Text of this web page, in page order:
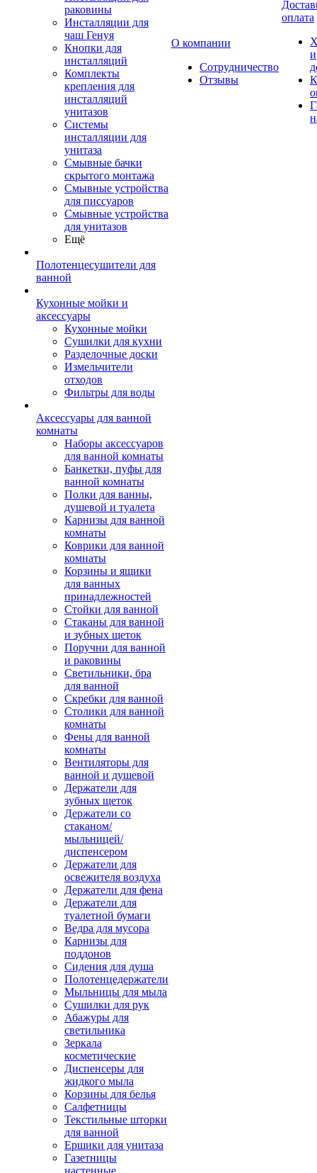
раковины
Инсталляции для
чаш Генуя
Кнопки для
инсталляций
Комплекты
крепления для
инсталляций
унитазов
Системы
инсталляции для
унитаза
Смывные бачки
скрытого монтажа
Смывные устройства
для писсуаров
Смывные устройства
для унитазов
Ещё
Полотенцесушители для
ванной
Кухонные мойки и
аксессуары
Кухонные мойки
Сушилки для кухни
Разделочные доски
Измельчители
отходов
Фильтры для воды
Аксессуары для ванной
комнаты
Наборы аксессуаров
для ванной комнаты
Банкетки, пуфы для
ванной комнаты
Полки для ванны,
душевой и туалета
Карнизы для ванной
комнаты
Коврики для ванной
комнаты
Корзины и ящики
для ванных
принадлежностей
Стойки для ванной
Стаканы для ванной
и зубных щеток
Поручни для ванной
и раковины
Светильники, бра
для ванной
Скребки для ванной
Столики для ванной
комнаты
Фены для ванной
комнаты
Вентиляторы для
ванной и душевой
Держатели для
зубных щеток
Держатели со
стаканом/
мыльницей/
диспенсером
Держатели для
освежителя воздуха
Держатели для фена
Держатели для
туалетной бумаги
Ведра для мусора
Карнизы для
поддонов
Сидения для душа
Полотенцедержатели
Мыльницы для мыла
Сушилки для рук
Абажуры для
светильника
Зеркала
косметические
Диспенсеры для
жидкого мыла
Корзины для белья
Салфетницы
Текстильные шторки
для ванной
Ершики для унитаза
Газетницы
настенные
О компании
Сотрудничество
Отзывы
оплата
и